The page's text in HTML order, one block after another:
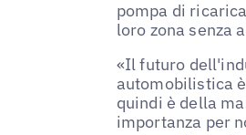
pompa di
loro zona senza
«Il futuro
automobilistica
quindi è della
importanza per